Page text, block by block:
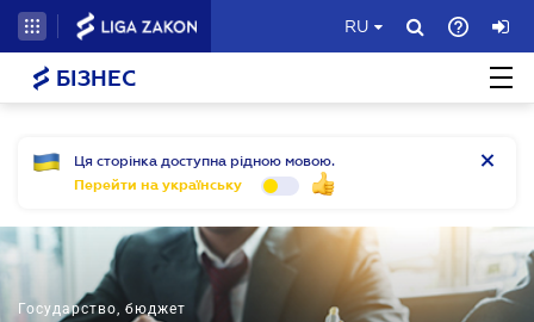
RU
БІЗНЕС
Ця сторінка доступна рідною мовою.
Перейти на українську
Государство, бюджет